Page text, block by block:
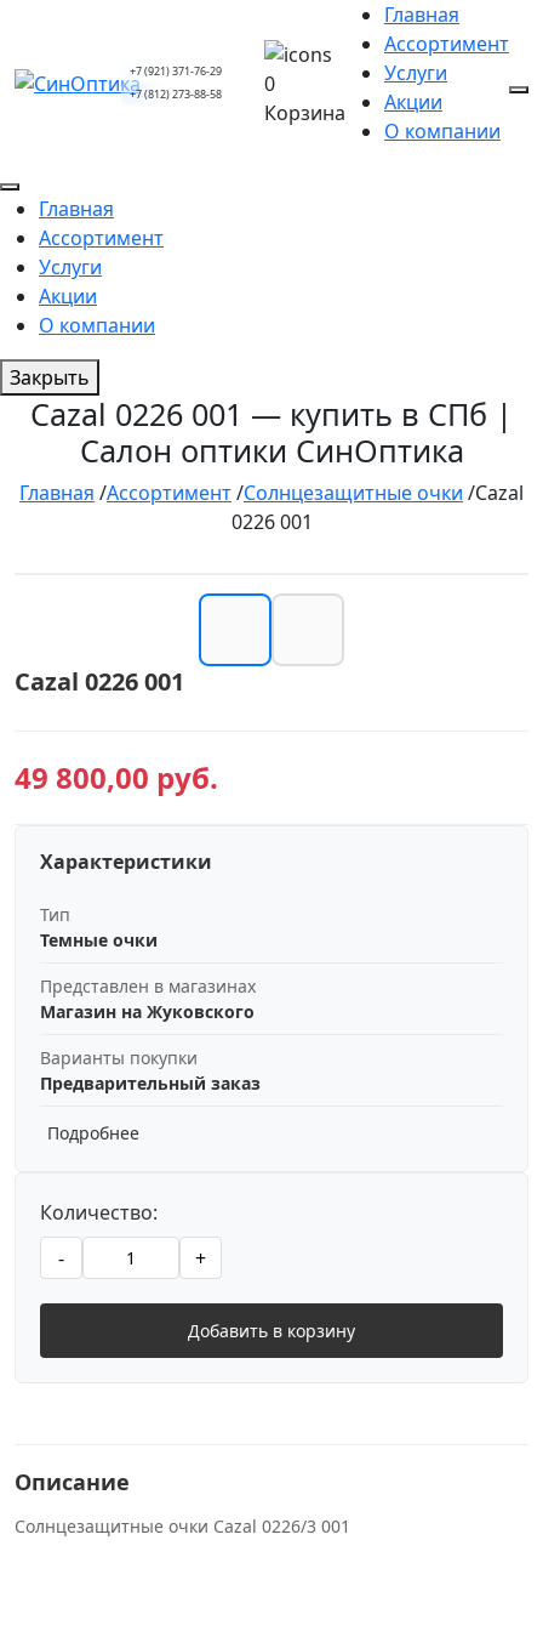
+7 (921) 371-76-29
+7 (812) 273-88-58
0
Корзина
Главная
Ассортимент
Услуги
Акции
О компании
Главная
Ассортимент
Услуги
Акции
О компании
Закрыть
Cazal 0226 001 — купить в СПб |
Салон оптики СинОптика
Главная /Ассортимент/Солнцезащитные очки /Cazal
0226 001
Cazal 0226 001
49 800,00 руб.
Характеристики
Тип
Темные очки
Представлен в магазинах
Магазин на Жуковского
Варианты покупки
Предварительный заказ
Подробнее
Количество:
-
+
Добавить в корзину
Описание
Солнцезащитные очки Cazal 0226/3 001